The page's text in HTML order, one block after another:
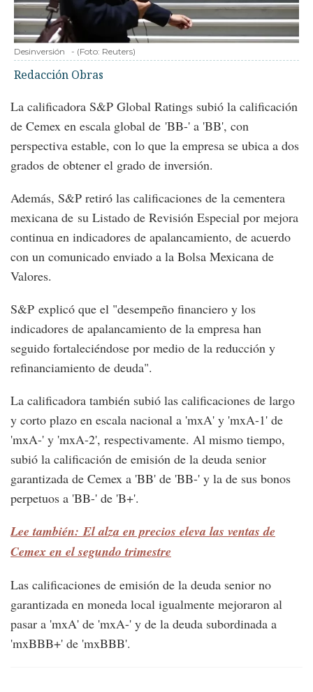
Desinversión - (Foto: Reuters)
Redacción Obras
La calificadora S&P Global Ratings subió la calificación
de Cemex en escala global de 'BB-' a 'BB', con
perspectiva estable, con lo que la empresa se ubica a dos
grados de obtener el grado de inversión.
Además, S&P retiró las calificaciones de la cementera
mexicana de su Listado de Revisión Especial por mejora
continua en indicadores de apalancamiento, de acuerdo
con un comunicado enviado a la Bolsa Mexicana de
Valores.
S&P explicó que el "desempeño financiero y los
indicadores de apalancamiento de la empresa han
seguido fortaleciéndose por medio de la reducción y
refinanciamiento de deuda".
La calificadora también subió las calificaciones de largo
y corto plazo en escala nacional a 'mxA' y 'mxA-1' de
'mxA-' y 'mxA-2', respectivamente. Al mismo tiempo,
subió la calificación de emisión de la deuda senior
garantizada de Cemex a 'BB' de 'BB-' y la de sus bonos
perpetuos a 'BB-' de 'B+'.
Lee también: El alza en precios eleva las ventas de
Cemex en el segundo trimestre
Las calificaciones de emisión de la deuda senior no
garantizada en moneda local igualmente mejoraron al
pasar a 'mxA' de 'mxA-' y de la deuda subordinada a
'mxBBB+' de 'mxBBB'.